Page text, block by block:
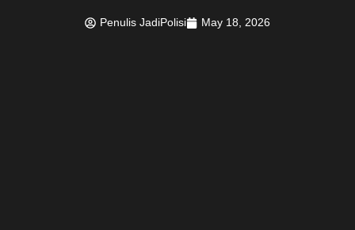
Penulis JadiPolisi May 18, 2026